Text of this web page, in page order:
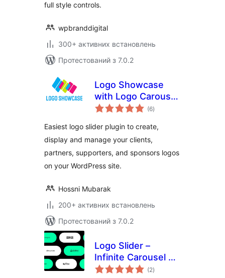
full style controls.
wpbranddigital
300+ активних встановлень
Протестований з 7.0.2
Logo Showcase
with Logo Carousel,
Logo Slider & Logo
(6загальний
рейтинг
)
Easiest logo slider plugin to create,
display and manage your clients,
partners, supporters, and sponsors logos
on your WordPress site.
Hossni Mubarak
200+ активних встановлень
Протестований з 7.0.2
Logo Slider –
Infinite Carousel &
Marquee Block
(2загальний
рейтинг
)